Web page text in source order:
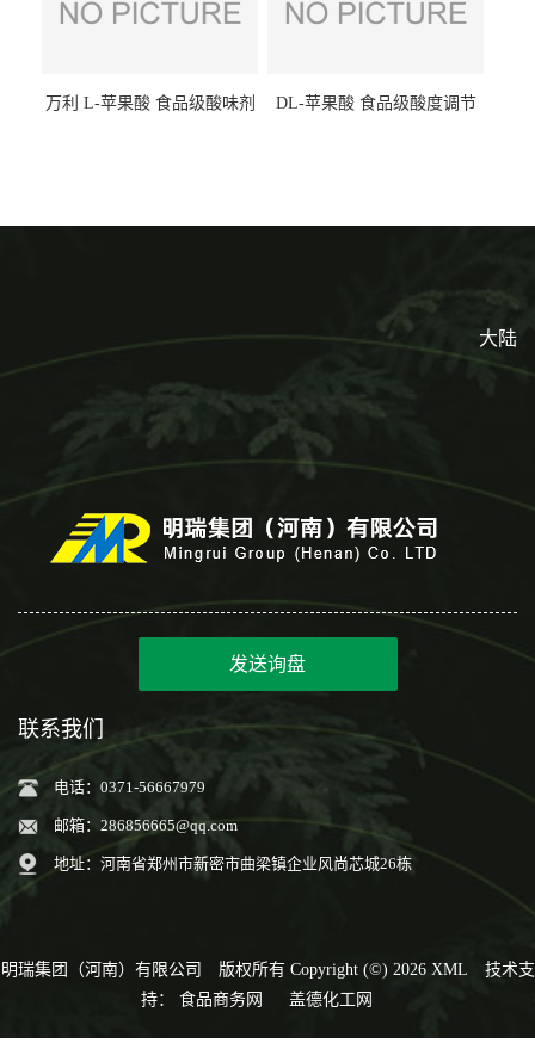
万利 L-苹果酸 食品级酸味剂
DL-苹果酸 食品级酸度调节
大陆
发送询盘
联系我们
电话：0371-56667979
邮箱： 286856665@qq.com
地址：河南省郑州市新密市曲梁镇企业风尚芯城26栋
明瑞集团（河南）有限公司 版权所有 Copyright (©) 2026 XML
技术支
持： 食品商务网 盖德化工网